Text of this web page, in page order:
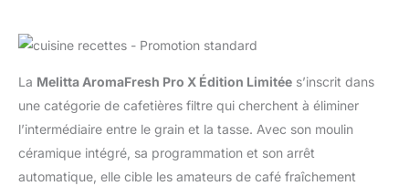
La Melitta AromaFresh Pro X Édition Limitée s’inscrit dans
une catégorie de cafetières filtre qui cherchent à éliminer
l’intermédiaire entre le grain et la tasse. Avec son moulin
céramique intégré, sa programmation et son arrêt
automatique, elle cible les amateurs de café fraîchement